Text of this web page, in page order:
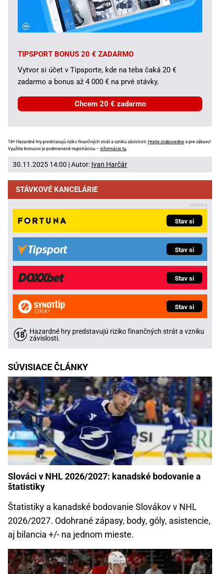
TIPSPORT BONUS 20 € ZADARMO
Vytvor si účet v Tipsporte, kde na teba čaká 20 €
zadarmo a bonus až 4 000 € na prvé stávky.
Chcem 20 € zadarmo
18+ Hazardné hry predstavujú riziko finančných strát a vzniku závislosti. Hrajte zodpovedne a pre zábavu!
Využitie bonusov je podmienené registráciou – informácie tu
30.11.2025 14:00 | Autor: Ivan Harčár
STÁVKOVÉ KANCELÁRIE
Stav si
Stav si
Stav si
Stav si
Hazardné hry predstavujú riziko finančných strát a vzniku
závislosti.
SÚVISIACE ČLÁNKY
Slováci v NHL 2026/2027: kanadské bodovanie a
štatistiky
Štatistiky a kanadské bodovanie Slovákov v NHL
2026/2027. Odohrané zápasy, body, góly, asistencie,
aj bilancia +/- na jednom mieste.